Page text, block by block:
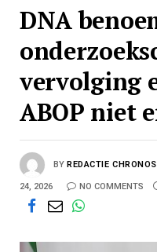
DNA
vervolging
ABOP niet
BY REDACTIE CHRONOS
24, 2026 NO COMMENTS